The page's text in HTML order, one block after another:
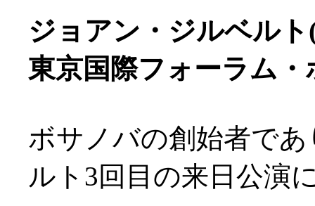
ジョアン・ジルベルト
東京国際フォーラム・
ボサノバの創始者で
ルト3回目の来日公演